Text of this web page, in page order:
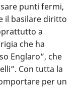
punti fermi,
il basilare diritto
a
che ha
Englaro”, che
Con tutta la
per un